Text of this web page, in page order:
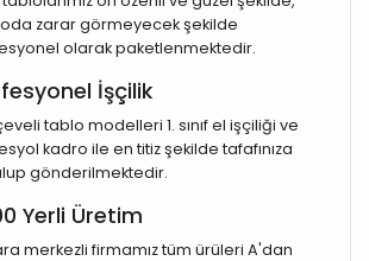
zarar görmeyecek şekilde
olarak paketlenmektedir.
İşçilik
tablo modelleri 1. sınıf el işçiliği ve
kadro ile en titiz şekilde tafafınıza
gönderilmektedir.
Yerli Üretim
merkezli firmamız tüm ürüleri A'dan